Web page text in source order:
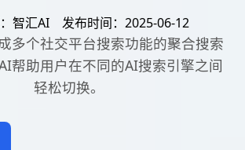
智汇AI 发布时间：2025-06-12
多个社交平台搜索功能的聚合搜索
帮助用户在不同的AI搜索引擎之间
轻松切换。